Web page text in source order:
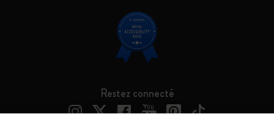
Restez connecté